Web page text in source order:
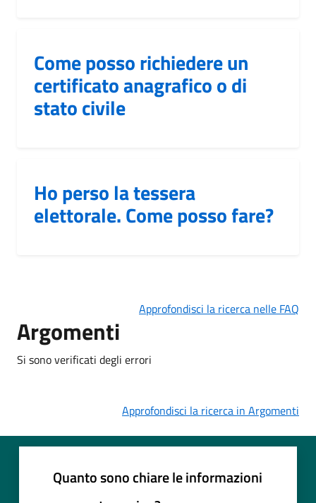
Come posso richiedere un
certificato anagrafico o di
stato civile
Ho perso la tessera
elettorale. Come posso fare?
Approfondisci la ricerca nelle FAQ
Argomenti
Si sono verificati degli errori
Approfondisci la ricerca in Argomenti
Quanto sono chiare le informazioni